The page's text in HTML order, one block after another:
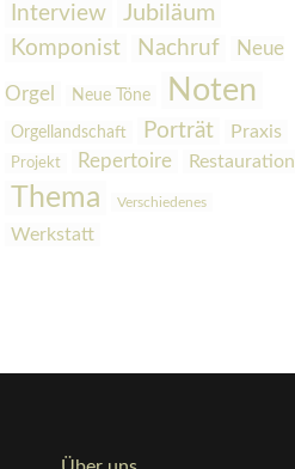
Interview
Jubiläum
Komponist
Nachruf Neue
Orgel Neue Töne Noten
Orgellandschaft Porträt Praxis
Projekt Repertoire Restauration
Thema Verschiedenes
Werkstatt